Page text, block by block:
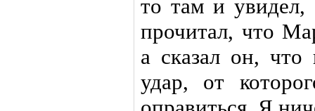
то там и увидел,
прочитал, что
а сказал он,
удар, от